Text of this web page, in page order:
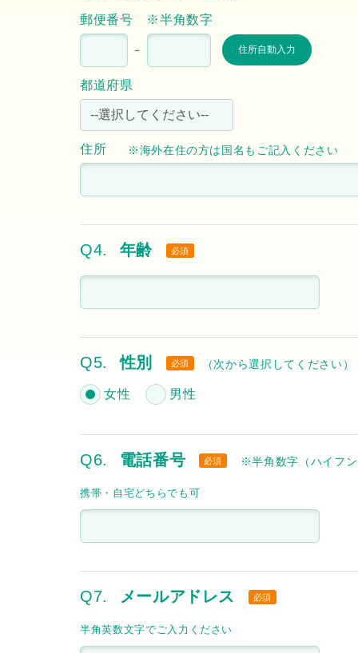
郵便番号 ※半角数字
－
都道府県
住所 ※海外在住の方は国名もご記入ください
Q4. 年齢 必須
Q5. 性別 必須 （次から選択してください）
女性 男性
Q6. 電話番号 必須 ※半角数字（ハイフ
携帯・自宅どちらでも可
Q7. メールアドレス 必須
半角英数文字でご入力ください